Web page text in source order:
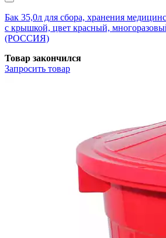
Бак 35,0л для сбора, хранения
с крышкой, цвет красный,
(РОССИЯ)
Товар закончился
Запросить товар